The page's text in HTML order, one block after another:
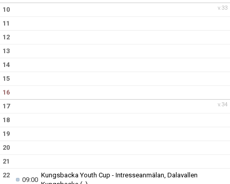
v.33
10
11
12
13
14
15
16
v.34
17
18
19
20
21
22
09:00
Kungsbacka Youth Cup - Intresseanmälan, Dalavallen